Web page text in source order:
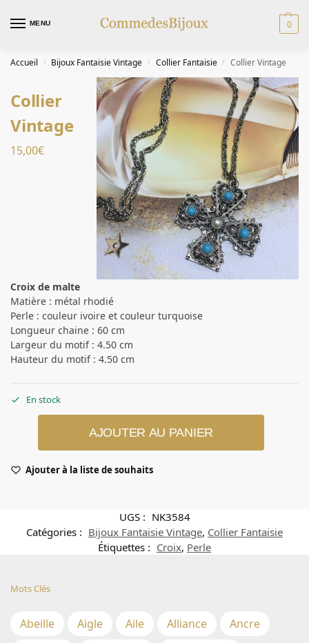
MENU 0
Accueil / Bijoux Fantaisie Vintage / Collier Fantaisie / Collier Vintage
Collier
Vintage
15,00€
Croix de malte
Matière : métal rhodié
Perle : couleur ivoire et couleur turquoise
Longueur chaine : 60 cm
Largeur du motif : 4.50 cm
Hauteur du motif : 4.50 cm
En stock
AJOUTER AU PANIER
Ajouter à la liste de souhaits
UGS : NK3584
Catégories : Bijoux Fantaisie Vintage, Collier Fantaisie
Étiquettes : Croix, Perle
Mots Clés
Abeille Aigle Aile Alliance
Ancre